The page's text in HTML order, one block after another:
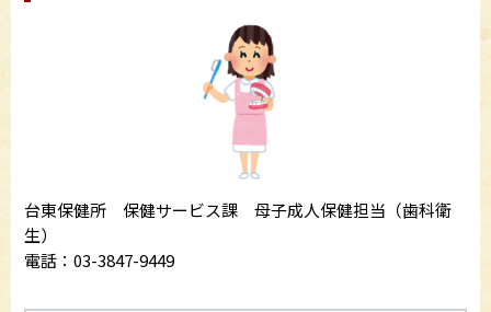
台東保健所 保健サービス課 母子成人保健担当（歯科衛
生）
電話：03-3847-9449